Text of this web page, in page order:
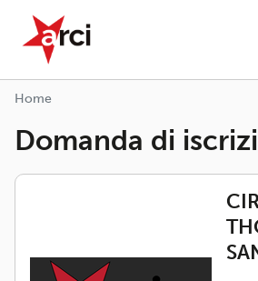
Salta al contenuto principale
ARCI APS
Home
Domanda di